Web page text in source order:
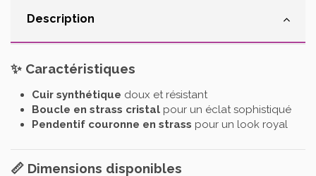
Description
✨ Caractéristiques
Cuir synthétique doux et résistant
Boucle en strass cristal pour un éclat sophistiqué
Pendentif couronne en strass pour un look royal
📏 Dimensions disponibles